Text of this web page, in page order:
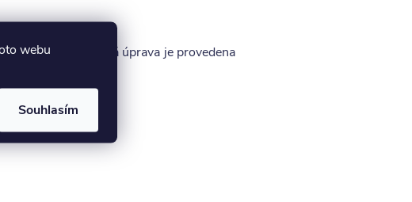
webu
Souhlasím
úchyty. Povrchová úprava je provedena
navazují.